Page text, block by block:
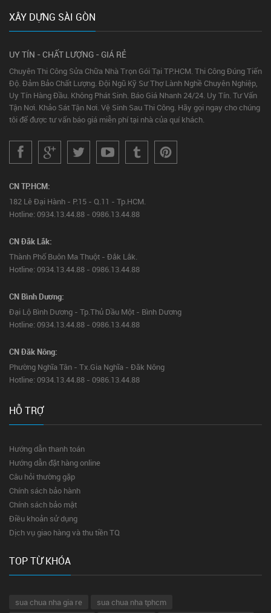
XÂY DỰNG SÀI GÒN
UY TÍN - CHẤT LƯỢNG - GIÁ RẺ
Chuyên Thi Công Sửa Chữa Nhà Trọn Gói Tại TP.HCM. Thi Công Đúng Tiến
Độ. Đảm Bảo Chất Lượng. Đội Ngũ Kỹ Sư Thợ Lành Nghề Chuyên Nghiệp,
Uy Tín Hàng Đầu. Không Phát Sinh. Báo Giá Nhanh 24/24. Uy Tín. Tư Vấn
Tận Nơi. Khảo Sát Tận Nơi. Vệ Sinh Sau Thi Công. Hãy gọi ngay cho chúng
tôi để được tư vấn báo giá miễn phí tại nhà của quí khách.
CN TP.HCM:
182 Lê Đại Hành - P.15 - Q.11 - Tp.HCM.
Hotline: 0934.13.44.88 - 0986.13.44.88
CN Đắk Lắk:
Thành Phố Buôn Ma Thuột - Đắk Lắk.
Hotline: 0934.13.44.88 - 0986.13.44.88
CN Bình Dương:
Đại Lộ Bình Dương - Tp.Thủ Dầu Một - Bình Dương
Hotline: 0934.13.44.88 - 0986.13.44.88
CN Đăk Nông:
Phường Nghĩa Tân - Tx.Gia Nghĩa - Đăk Nông
Hotline: 0934.13.44.88 - 0986.13.44.88
HỖ TRỢ
Hướng dẫn thanh toán
Hướng dẫn đặt hàng online
Câu hỏi thường gặp
Chính sách bảo hành
Chính sách bảo mật
Điều khoản sử dụng
Dịch vụ giao hàng và thu tiền TQ
TOP TỪ KHÓA
sua chua nha gia re
sua chua nha tphcm